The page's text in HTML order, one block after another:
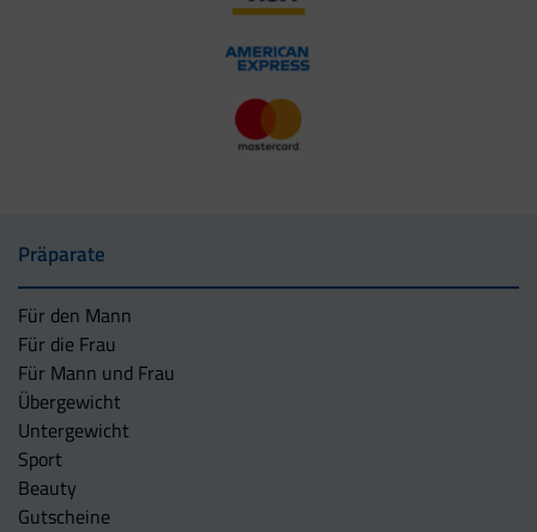
Präparate
Für den Mann
Für die Frau
Für Mann und Frau
Übergewicht
Untergewicht
Sport
Beauty
Gutscheine